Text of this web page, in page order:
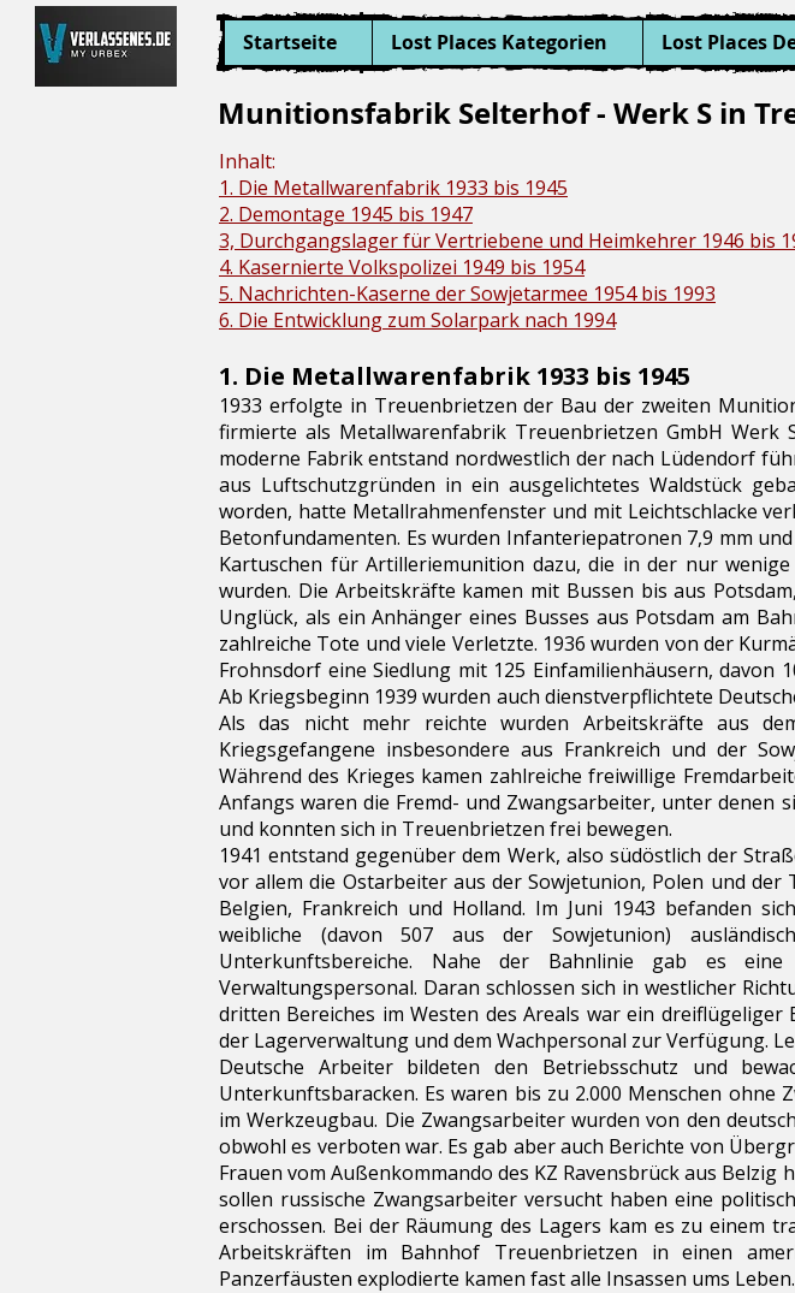
Startseite Lost Places Kategorien Lost Places
Munitionsfabrik Selterhof - Werk S in
Inhalt:
1. Die Metallwarenfabrik 1933 bis 1945
2. Demontage 1945 bis 1947
3, Durchgangslager für Vertriebene und Heimkehrer 1946 bis
4. Kasernierte Volkspolizei 1949 bis 1954
5. Nachrichten-Kaserne der Sowjetarmee 1954 bis 1993
6. Die Entwicklung zum Solarpark nach 1994
1. Die Metallwarenfabrik 1933 bis 1945
1933 erfolgte in Treuenbrietzen der Bau der zweiten
firmierte als Metallwarenfabrik Treuenbrietzen GmbH
moderne Fabrik entstand nordwestlich der nach Lüdendorf
aus Luftschutzgründen in ein ausgelichtetes Waldstück
worden, hatte Metallrahmenfenster und mit Leichtschlacke
Betonfundamenten. Es wurden Infanteriepatronen 7,9 mm
Kartuschen für Artilleriemunition dazu, die in der nur
wurden. Die Arbeitskräfte kamen mit Bussen bis aus
Unglück, als ein Anhänger eines Busses aus Potsdam am
zahlreiche Tote und viele Verletzte. 1936 wurden von der
Frohnsdorf eine Siedlung mit 125 Einfamilienhäusern, davon
Ab Kriegsbeginn 1939 wurden auch dienstverpflichtete
Als das nicht mehr reichte wurden Arbeitskräfte aus
Kriegsgefangene insbesondere aus Frankreich und der
Während des Krieges kamen zahlreiche freiwillige
Anfangs waren die Fremd- und Zwangsarbeiter, unter denen
und konnten sich in Treuenbrietzen frei bewegen.
1941 entstand gegenüber dem Werk, also südöstlich der
vor allem die Ostarbeiter aus der Sowjetunion, Polen und
Belgien, Frankreich und Holland. Im Juni 1943 befanden
weibliche (davon 507 aus der Sowjetunion)
Unterkunftsbereiche. Nahe der Bahnlinie gab es
Verwaltungspersonal. Daran schlossen sich in westlicher
dritten Bereiches im Westen des Areals war ein
der Lagerverwaltung und dem Wachpersonal zur Verfügung.
Deutsche Arbeiter bildeten den Betriebsschutz und
Unterkunftsbaracken. Es waren bis zu 2.000 Menschen
im Werkzeugbau. Die Zwangsarbeiter wurden von den
obwohl es verboten war. Es gab aber auch Berichte von
Frauen vom Außenkommando des KZ Ravensbrück aus
sollen russische Zwangsarbeiter versucht haben eine
erschossen. Bei der Räumung des Lagers kam es zu einem
Arbeitskräften im Bahnhof Treuenbrietzen in einen
Panzerfäusten explodierte kamen fast alle Insassen ums Leben.